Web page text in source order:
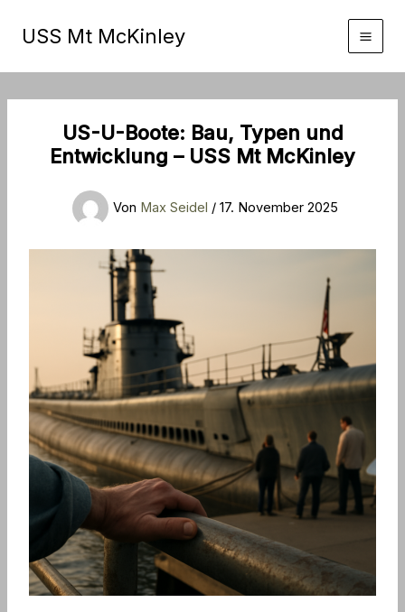
InhaltUSS Mt McKinley
US-U-Boote: Bau, Typen und
Entwicklung – USS Mt McKinley
Von Max Seidel / 17. November 2025